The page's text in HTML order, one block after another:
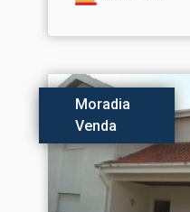
Moradia
Venda